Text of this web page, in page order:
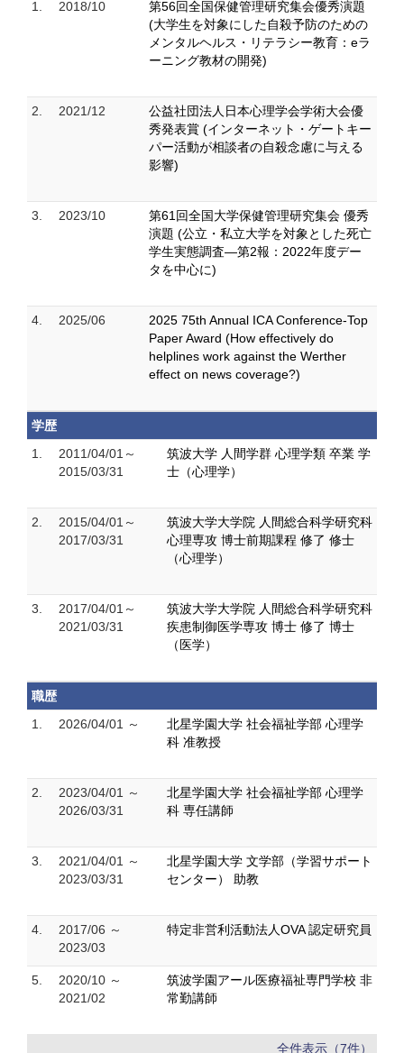
1.
2018/10
第56回全国保健管理研究集会優秀演題
(大学生を対象にした自殺予防のための
メンタルヘルス・リテラシー教育：eラ
ーニング教材の開発)
2. 2021/12
公益社団法人日本心理学会学術大会優
秀発表賞 (インターネット・ゲートキー
パー活動が相談者の自殺念慮に与える
影響)
3. 2023/10
第61回全国大学保健管理研究集会 優秀
演題 (公立・私立大学を対象とした死亡
学生実態調査―第2報：2022年度デー
タを中心に)
4. 2025/06
2025 75th Annual ICA Conference-Top
Paper Award (How effectively do
helplines work against the Werther
effect on news coverage?)
学歴
1.
2011/04/01～
2015/03/31
筑波大学 人間学群 心理学類 卒業 学
士（心理学）
2.
2015/04/01～
2017/03/31
筑波大学大学院 人間総合科学研究科
心理専攻 博士前期課程 修了 修士
（心理学）
3.
2017/04/01～
2021/03/31
筑波大学大学院 人間総合科学研究科
疾患制御医学専攻 博士 修了 博士
（医学）
職歴
1.
2026/04/01 ～
北星学園大学 社会福祉学部 心理学
科 准教授
2.
2023/04/01 ～
2026/03/31
北星学園大学 社会福祉学部 心理学
科 専任講師
3.
2021/04/01 ～
2023/03/31
北星学園大学 文学部（学習サポート
センター） 助教
4.
2017/06 ～
2023/03
特定非営利活動法人OVA 認定研究員
5.
2020/10 ～
2021/02
筑波学園アール医療福祉専門学校 非
常勤講師
全件表示（7件）